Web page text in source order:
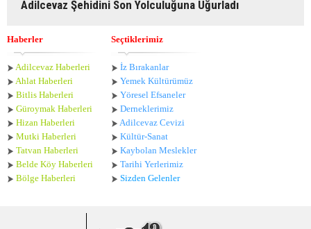
Adilcevaz Şehidini Son Yolculuğuna Uğurladı
Haberler
Adilcevaz Haberleri
Ahlat Haberleri
Bitlis Haberleri
Güroymak Haberleri
Hizan Haberleri
Mutki Haberleri
Tatvan Haberleri
Belde Köy Haberleri
Bölge Haberleri
Seçtiklerimiz
İz Bırakanlar
Yemek Kültürümüz
Yöresel Efsaneler
Derneklerimiz
Adilcevaz Cevizi
Kültür-Sanat
Kaybolan Meslekler
Tarihi Yerlerimiz
Sizden Gelenler